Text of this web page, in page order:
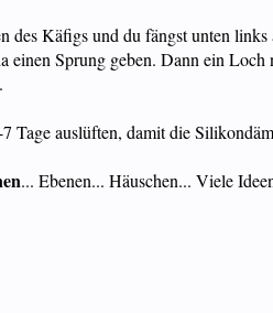
des Käfigs und du fängst unten
Sprung geben. Dann ein
auslüften, damit die
... Ebenen... Häuschen... Viele